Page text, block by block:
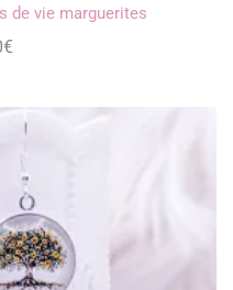
de vie marguerites
€